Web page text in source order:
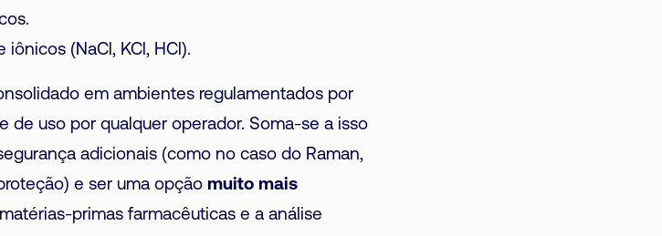
(NaCl, KCl, HCl).
em ambientes regulamentados por
de uso por qualquer operador. Soma-se a isso
adicionais (como no caso do Raman,
e ser uma opção muito mais
primas farmacêuticas e a análise